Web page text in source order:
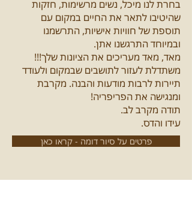
בחרת לנו מיכל, נשים מרשימות, חזקות
שהיטיבו לתאר את החיים במקום עם
תוספת של חוויות אישיות, התרשמנו
ובמיוחד התרגשנו אתן.
מאד, מאד מעריכים את הציונות שלך!!!
משתדלת לעזור לתושבים שבמקום ולעודד
תיירות לרבות מודעות והבנה. מקרבת
ומנגישה את הפריפריה!
תודה מקרב לב.
עידו והדס.
פרטים על סיור דומה - קראו כאן